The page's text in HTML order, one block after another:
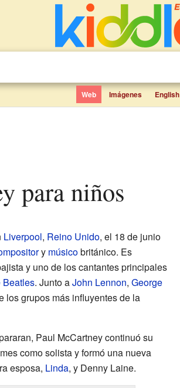
Web Imágenes English
para niños
Liverpool, Reino Unido, el 18 de junio
y músicobritánico. Es
y uno de los cantantes principales
Beatles. Junto aJohn Lennon, George
los grupos más influyentes de la
Paul McCartney continuó su
como solista y formó una nueva
esposa, Linda, y Denny Laine.